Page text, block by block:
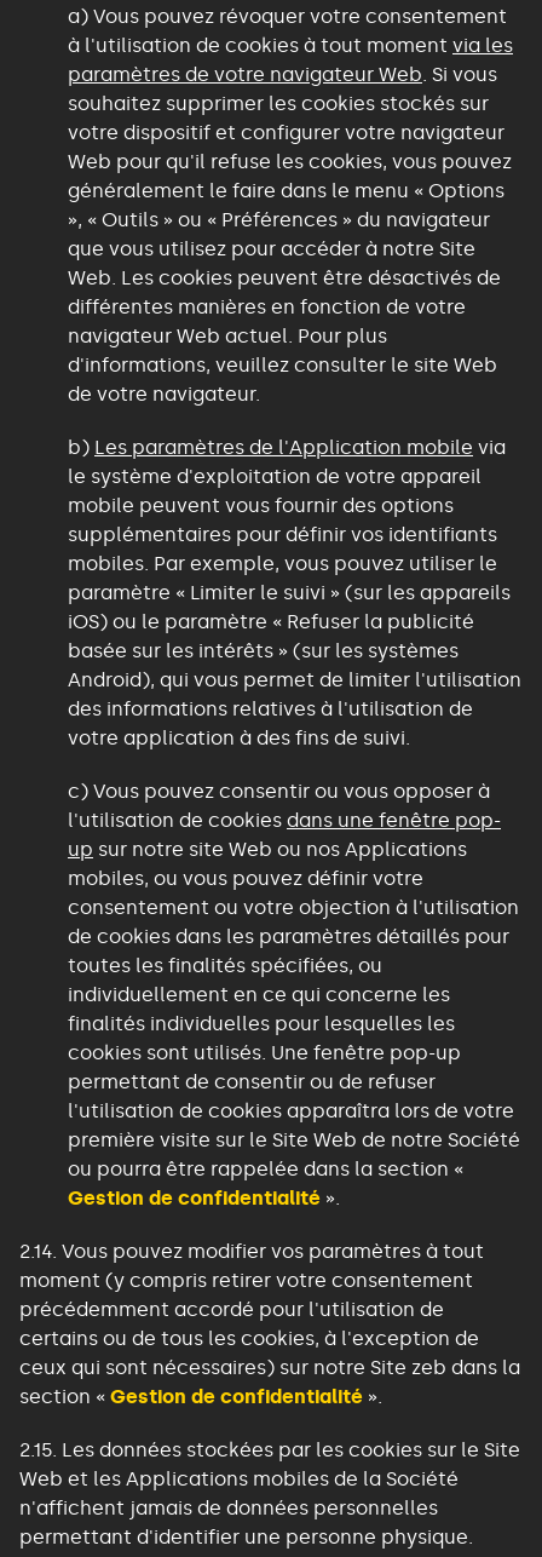
a) Vous pouvez révoquer votre consentement
à l'utilisation de cookies à tout moment via les
paramètres de votre navigateur Web. Si vous
souhaitez supprimer les cookies stockés sur
votre dispositif et configurer votre navigateur
Web pour qu'il refuse les cookies, vous pouvez
généralement le faire dans le menu « Options
», « Outils » ou « Préférences » du navigateur
que vous utilisez pour accéder à notre Site
Web. Les cookies peuvent être désactivés de
différentes manières en fonction de votre
navigateur Web actuel. Pour plus
d'informations, veuillez consulter le site Web
de votre navigateur.
b) Les paramètres de l'Application mobile via
le système d'exploitation de votre appareil
mobile peuvent vous fournir des options
supplémentaires pour définir vos identifiants
mobiles. Par exemple, vous pouvez utiliser le
paramètre « Limiter le suivi » (sur les appareils
iOS) ou le paramètre « Refuser la publicité
basée sur les intérêts » (sur les systèmes
Android), qui vous permet de limiter l'utilisation
des informations relatives à l'utilisation de
votre application à des fins de suivi.
c) Vous pouvez consentir ou vous opposer à
l'utilisation de cookies dans une fenêtre pop-
up sur notre site Web ou nos Applications
mobiles, ou vous pouvez définir votre
consentement ou votre objection à l'utilisation
de cookies dans les paramètres détaillés pour
toutes les finalités spécifiées, ou
individuellement en ce qui concerne les
finalités individuelles pour lesquelles les
cookies sont utilisés. Une fenêtre pop-up
permettant de consentir ou de refuser
l'utilisation de cookies apparaîtra lors de votre
première visite sur le Site Web de notre Société
ou pourra être rappelée dans la section «
Gestion de confidentialité ».
2.14. Vous pouvez modifier vos paramètres à tout
moment (y compris retirer votre consentement
précédemment accordé pour l'utilisation de
certains ou de tous les cookies, à l'exception de
ceux qui sont nécessaires) sur notre Site zeb dans la
section « Gestion de confidentialité ».
2.15. Les données stockées par les cookies sur le Site
Web et les Applications mobiles de la Société
n'affichent jamais de données personnelles
permettant d'identifier une personne physique.